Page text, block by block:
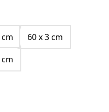
cm
60 x 3 cm